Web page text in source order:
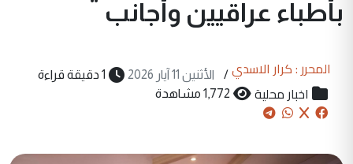
بأطباء عراقيين وأجانب
المحرر : كرار الاسدي / الأثنين 11 آيار 2026 1 دقيقة قراءة
اخبار محلية 1,772 مشاهدة